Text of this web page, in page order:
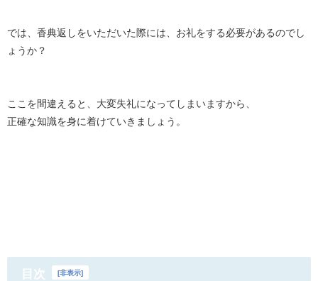
では、香典返しをいただいた際には、お礼をする必要があるのでし
ょうか？
ここを間違えると、大変失礼になってしまいますから、
正確な知識を身に着けていきましょう。
目次 [非表示]